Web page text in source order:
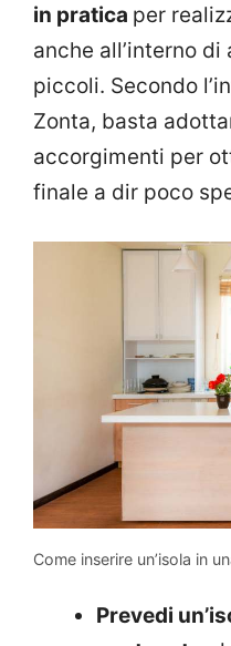
in pratica per
anche all’interno
piccoli. Secondo
Zonta, basta
accorgimenti per
finale a dir poco
Come inserire un’isola in
Prevedi